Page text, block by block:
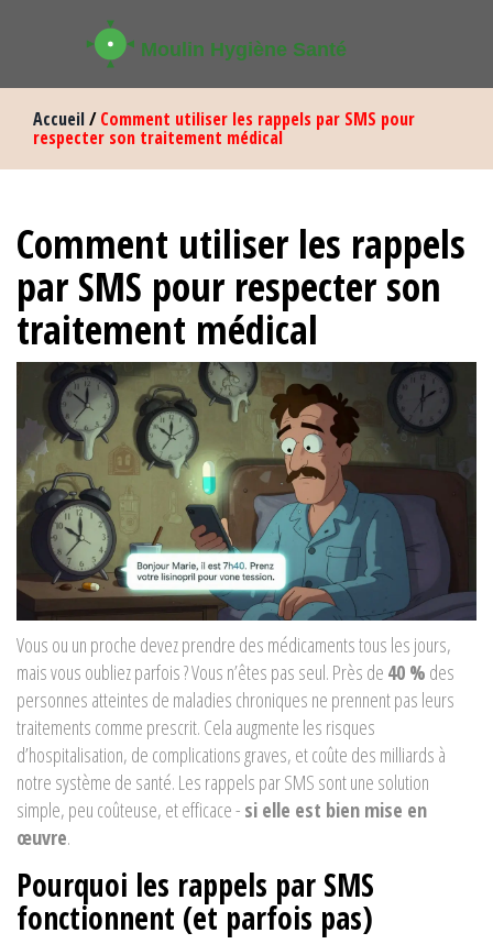
Accueil/Comment utiliser les rappels par SMS pour
respecter son traitement médical
Comment utiliser les rappels
par SMS pour respecter son
traitement médical
Vous ou un proche devez prendre des médicaments tous les jours,
mais vous oubliez parfois ? Vous n’êtes pas seul. Près de 40 % des
personnes atteintes de maladies chroniques ne prennent pas leurs
traitements comme prescrit. Cela augmente les risques
d’hospitalisation, de complications graves, et coûte des milliards à
notre système de santé. Les rappels par SMS sont une solution
simple, peu coûteuse, et efficace - si elle est bien mise en
œuvre.
Pourquoi les rappels par SMS
fonctionnent (et parfois pas)